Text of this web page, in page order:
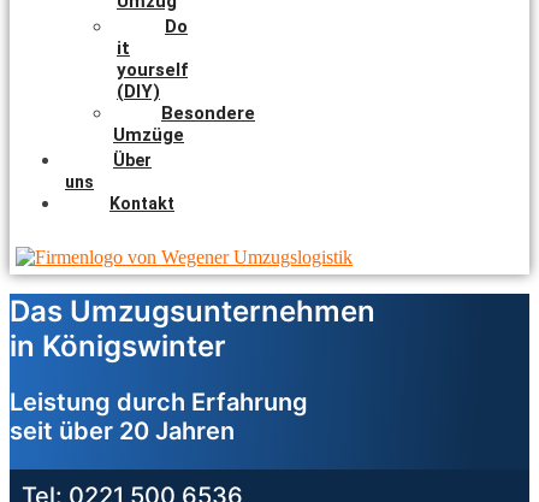
Do
it
yourself
(DIY)
Besondere
Umzüge
Über
uns
Kontakt
Das Umzugsunternehmen
in Königswinter
Leistung durch Erfahrung
seit über 20 Jahren
Tel: 0221 500 6536